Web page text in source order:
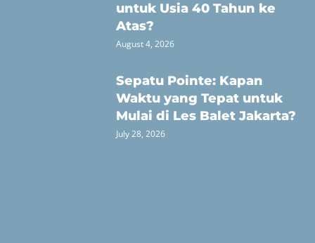
untuk Usia 40 Tahun ke
Atas?
August 4, 2026
Sepatu Pointe: Kapan
Waktu yang Tepat untuk
Mulai di Les Balet Jakarta?
July 28, 2026